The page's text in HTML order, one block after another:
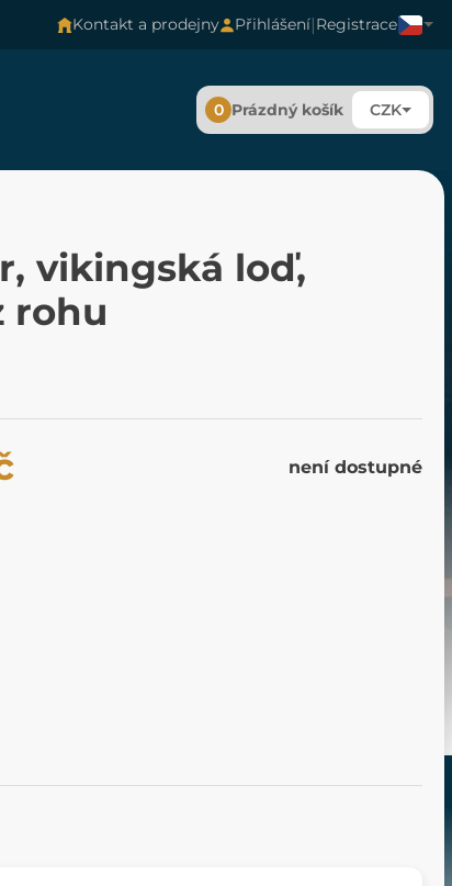
Kontakt a prodejny Přihlášení|Registrace
0 Prázdný košík CZK
vikingská loď,
rohu
není dostupné